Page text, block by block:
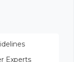
Experts